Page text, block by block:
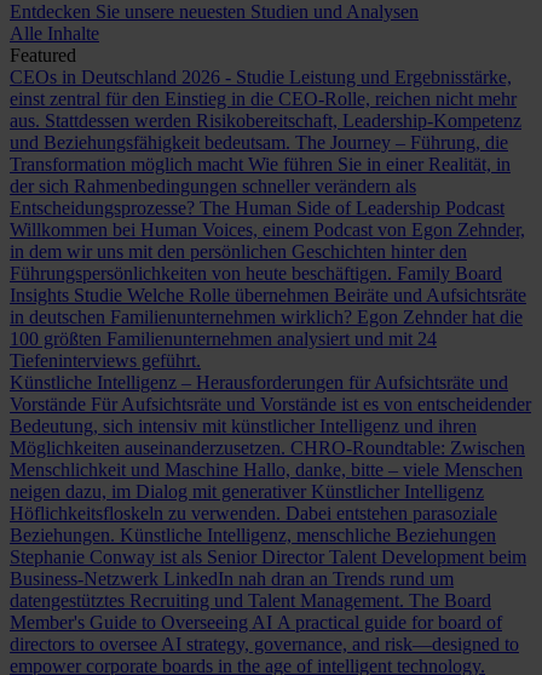
Entdecken Sie unsere neuesten Studien und Analysen
Alle Inhalte
Featured
CEOs in Deutschland 2026 - Studie Leistung und Ergebnisstärke,
einst zentral für den Einstieg in die CEO-Rolle, reichen nicht mehr
aus. Stattdessen werden Risikobereitschaft, Leadership-Kompetenz
und Beziehungsfähigkeit bedeutsam. The Journey – Führung, die
Transformation möglich macht Wie führen Sie in einer Realität, in
der sich Rahmenbedingungen schneller verändern als
Entscheidungsprozesse? The Human Side of Leadership Podcast
Willkommen bei Human Voices, einem Podcast von Egon Zehnder,
in dem wir uns mit den persönlichen Geschichten hinter den
Führungspersönlichkeiten von heute beschäftigen. Family Board
Insights Studie Welche Rolle übernehmen Beiräte und Aufsichtsräte
in deutschen Familienunternehmen wirklich? Egon Zehnder hat die
100 größten Familienunternehmen analysiert und mit 24
Tiefeninterviews geführt.
Künstliche Intelligenz – Herausforderungen für Aufsichtsräte und
Vorstände Für Aufsichtsräte und Vorstände ist es von entscheidender
Bedeutung, sich intensiv mit künstlicher Intelligenz und ihren
Möglichkeiten auseinanderzusetzen. CHRO-Roundtable: Zwischen
Menschlichkeit und Maschine Hallo, danke, bitte – viele Menschen
neigen dazu, im Dialog mit generativer Künstlicher Intelligenz
Höflichkeitsfloskeln zu verwenden. Dabei entstehen parasoziale
Beziehungen. Künstliche Intelligenz, menschliche Beziehungen
Stephanie Conway ist als Senior Director Talent Development beim
Business-Netzwerk LinkedIn nah dran an Trends rund um
datengestütztes Recruiting und Talent Management. The Board
Member's Guide to Overseeing AI A practical guide for board of
directors to oversee AI strategy, governance, and risk—designed to
empower corporate boards in the age of intelligent technology.